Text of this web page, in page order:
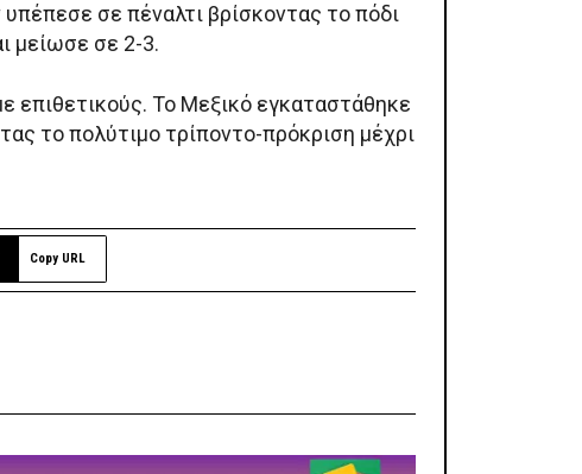
σε πέναλτι βρίσκοντας το πόδι
μείωσε σε 2-3.
επιθετικούς. Το Μεξικό εγκαταστάθηκε
το πολύτιμο τρίποντο-πρόκριση μέχρι
Copy URL